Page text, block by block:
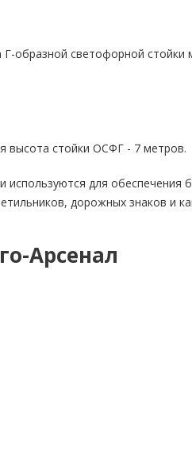
образной светофорной стойки
высота стойки ОСФГ - 7 метров.
для обеспечения
дорожных знаков и
Арсенал